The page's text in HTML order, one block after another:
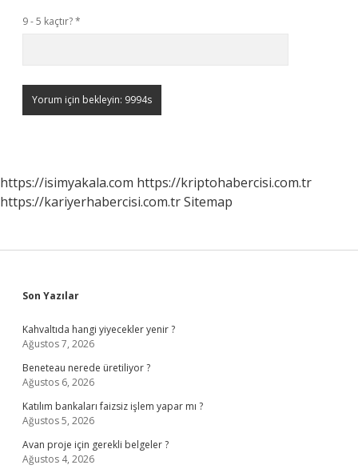
9 - 5 kaçtır?*
https://isimyakala.com https://kriptohabercisi.com.tr
https://kariyerhabercisi.com.trSitemap
Sidebar
Son Yazılar
Kahvaltıda hangi yiyecekler yenir ?
Ağustos 7, 2026
Beneteau nerede üretiliyor ?
Ağustos 6, 2026
Katılım bankaları faizsiz işlem yapar mı ?
Ağustos 5, 2026
Avan proje için gerekli belgeler ?
Ağustos 4, 2026